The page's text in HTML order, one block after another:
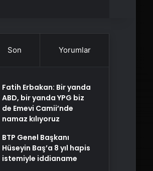
Son Yorumlar
Fatih Erbakan: Bir yanda
ABD, bir yanda YPG biz
de Emevi Camii’nde
namaz kılıyoruz
BTP Genel Başkanı
Hüseyin Baş’a 8 yıl hapis
istemiyle iddianame